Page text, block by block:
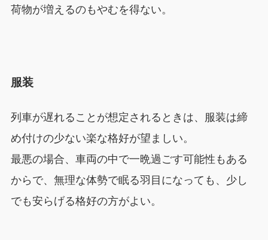
荷物が増えるのもやむを得ない。
服装
列車が遅れることが想定されるときは、服装は締
め付けの少ない楽な格好が望ましい。
最悪の場合、車両の中で一晩過ごす可能性もある
からで、無理な体勢で眠る羽目になっても、少し
でも安らげる格好の方がよい。